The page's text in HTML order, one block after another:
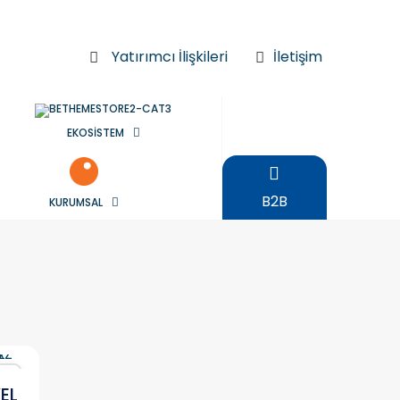
Yatırımcı İlişkileri İletişim
EKOSİSTEM
KURUMSAL B2B